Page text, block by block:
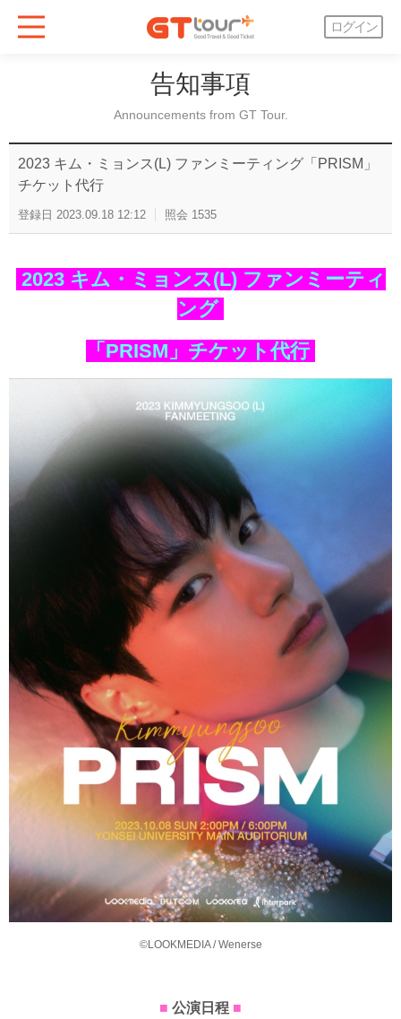
ログイン
告知事項
Announcements from GT Tour.
2023 キム・ミョンス(L) ファンミーティング「PRISM」
チケット代行
登録日 2023.09.18 12:12 照会 1535
2023 キム・ミョンス(L) ファンミーティ
ング
「PRISM」チケット代行
©LOOKMEDIA / Wenerse
■ 公演日程 ■